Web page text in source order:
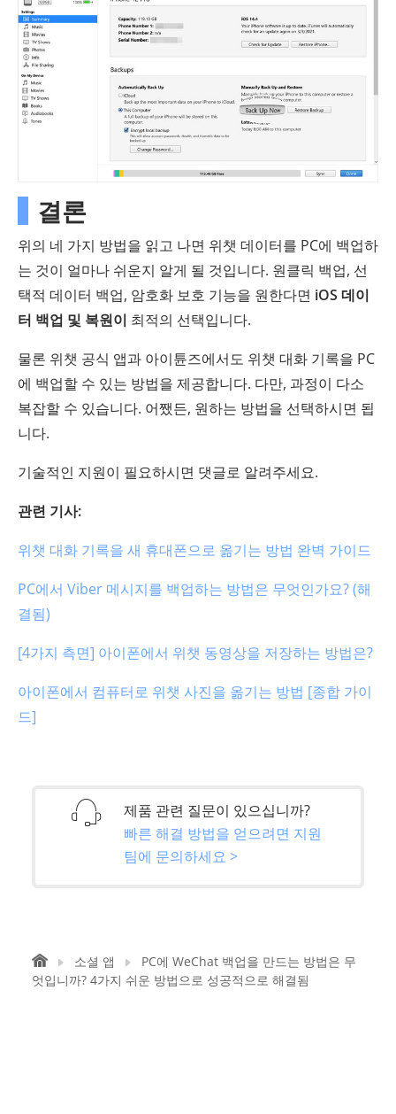
결론
위의 네 가지 방법을 읽고 나면 위챗 데이터를 PC에 백업하
는 것이 얼마나 쉬운지 알게 될 것입니다. 원클릭 백업, 선
택적 데이터 백업, 암호화 보호 기능을 원한다면 iOS 데이
터 백업 및 복원이 최적의 선택입니다.
물론 위챗 공식 앱과 아이튠즈에서도 위챗 대화 기록을 PC
에 백업할 수 있는 방법을 제공합니다. 다만, 과정이 다소
복잡할 수 있습니다. 어쨌든, 원하는 방법을 선택하시면 됩
니다.
기술적인 지원이 필요하시면 댓글로 알려주세요.
관련 기사:
위챗 대화 기록을 새 휴대폰으로 옮기는 방법 완벽 가이드
PC에서 Viber 메시지를 백업하는 방법은 무엇인가요? (해
결됨)
[4가지 측면] 아이폰에서 위챗 동영상을 저장하는 방법은?
아이폰에서 컴퓨터로 위챗 사진을 옮기는 방법 [종합 가이
드]
제품 관련 질문이 있으십니까?
빠른 해결 방법을 얻으려면 지원
팀에 문의하세요 >
소셜 앱
PC에 WeChat 백업을 만드는 방법은 무
엇입니까? 4가지 쉬운 방법으로 성공적으로 해결됨